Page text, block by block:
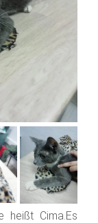
heißt Cima.Es